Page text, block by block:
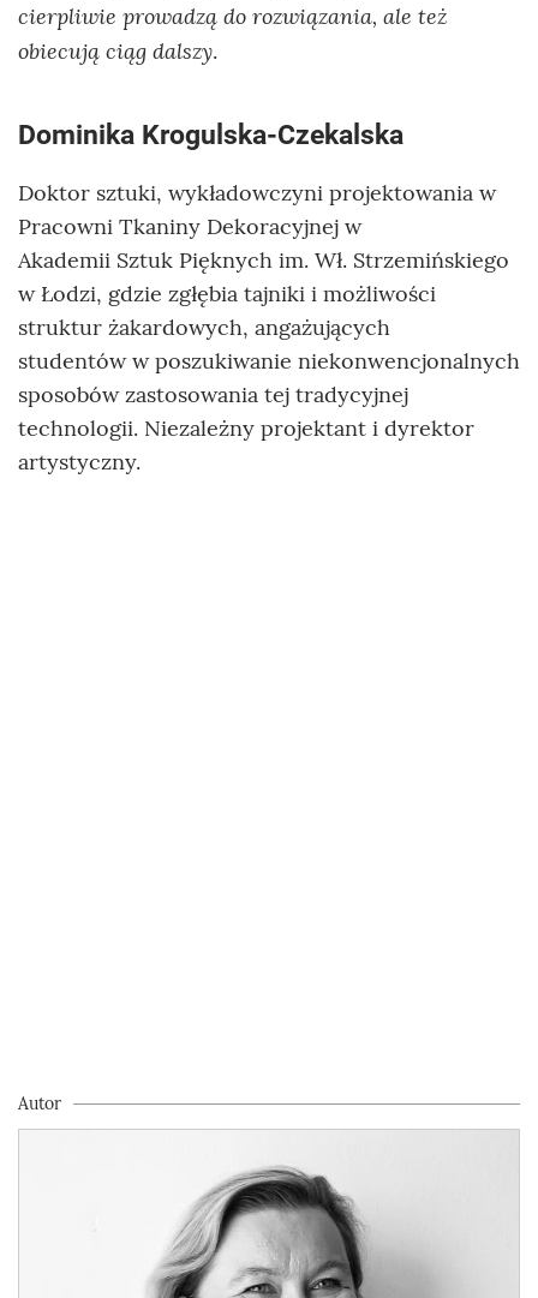
cierpliwie prowadzą do rozwiązania, ale też
obiecują ciąg dalszy.
Dominika Krogulska-Czekalska
Doktor sztuki, wykładowczyni projektowania w
Pracowni Tkaniny Dekoracyjnej w
Akademii Sztuk Pięknych im. Wł. Strzemińskiego
w Łodzi, gdzie zgłębia tajniki i możliwości
struktur żakardowych, angażujących
studentów w poszukiwanie niekonwencjonalnych
sposobów zastosowania tej tradycyjnej
technologii. Niezależny projektant i dyrektor
artystyczny.
Autor